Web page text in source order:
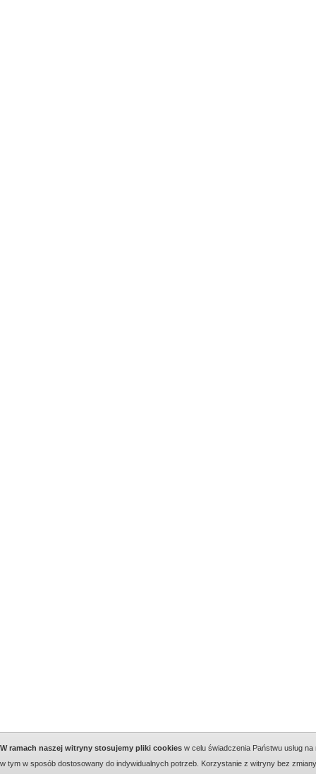
W ramach naszej witryny stosujemy pliki cookies w celu świadczenia Państwu usług
w tym w sposób dostosowany do indywidualnych potrzeb. Korzystanie z witryny bez